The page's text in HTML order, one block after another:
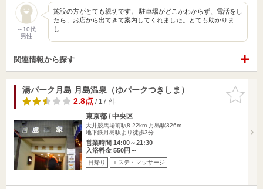
～10代
男性
施設の方がとても親切です。 駐車場がどこかわからず、電話をし
たら、お店から出てきて案内してくれました。とても助かりま
し…
関連情報から探す
お気に入
りに追加
湯パーク月島 月島温泉（ゆパークつきしま）
2.8点/ 17 件
東京都 / 中央区
大井競馬場前駅8.22km 月島駅326m
地下鉄月島駅より徒歩3分
営業時間 14:00～21:30
入浴料金 550円～
日帰り エステ・マッサージ